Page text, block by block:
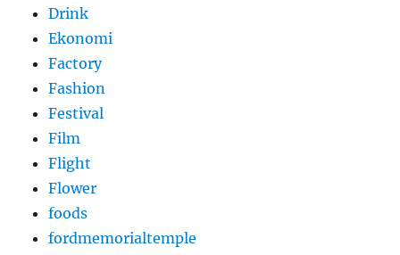
Drink
Ekonomi
Factory
Fashion
Festival
Film
Flight
Flower
foods
fordmemorialtemple